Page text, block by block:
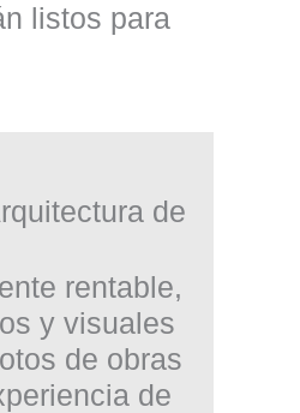
listos para
de
rentable,
y visuales
de obras
de